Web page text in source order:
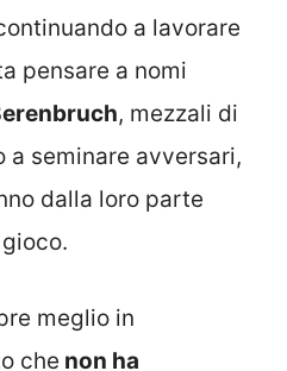
a lavorare
pensare a nomi
, mezzali di
a seminare avversari,
dalla loro parte
meglio in
che non ha